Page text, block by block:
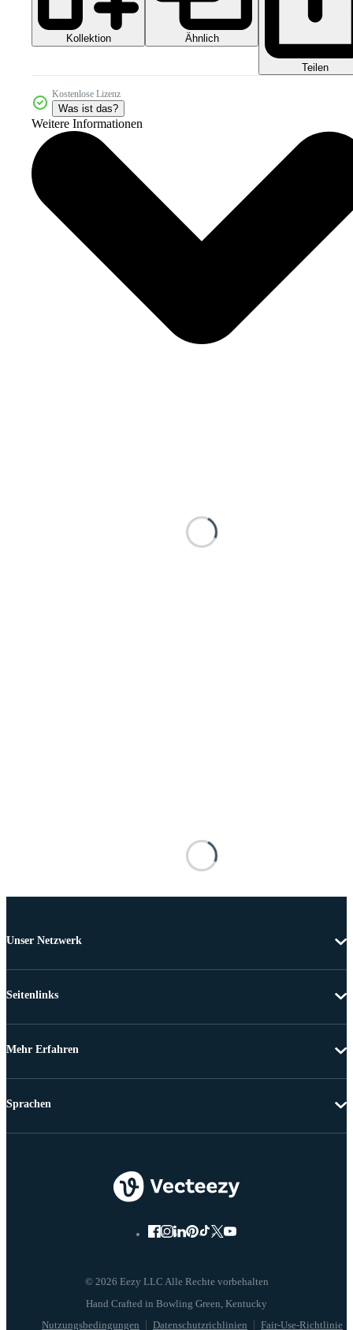
Kollektion Ähnlich
Teilen
Kostenlose Lizenz
Was ist das?
Weitere Informationen
Unser Netzwerk
Seitenlinks
Mehr Erfahren
© 2026 Eezy LLC Alle Rechte vorbehalten
Nutzungsbedingungen Datenschutzrichlinien Fair-Use-Richtlinie
Sprachen